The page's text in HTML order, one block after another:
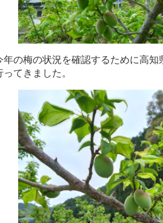
年の梅の状況を確認するために高知
ってきました。